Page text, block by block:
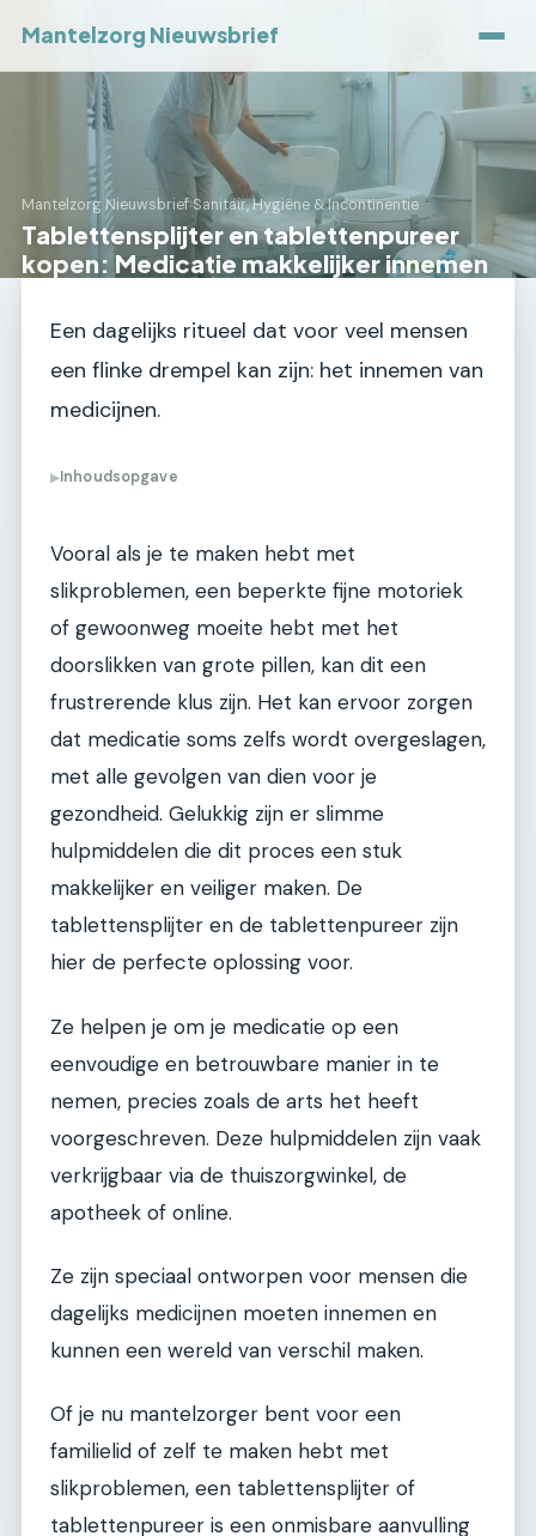
Mantelzorg Nieuwsbrief
Mantelzorg Nieuwsbrief›Sanitair, Hygiëne & Incontinentie
Tablettensplijter en tablettenpureer
kopen: Medicatie makkelijker innemen
Een dagelijks ritueel dat voor veel mensen
een flinke drempel kan zijn: het innemen van
medicijnen.
▶Inhoudsopgave
Vooral als je te maken hebt met
slikproblemen, een beperkte fijne motoriek
of gewoonweg moeite hebt met het
doorslikken van grote pillen, kan dit een
frustrerende klus zijn. Het kan ervoor zorgen
dat medicatie soms zelfs wordt overgeslagen,
met alle gevolgen van dien voor je
gezondheid. Gelukkig zijn er slimme
hulpmiddelen die dit proces een stuk
makkelijker en veiliger maken. De
tablettensplijter en de tablettenpureer zijn
hier de perfecte oplossing voor.
Ze helpen je om je medicatie op een
eenvoudige en betrouwbare manier in te
nemen, precies zoals de arts het heeft
voorgeschreven. Deze hulpmiddelen zijn vaak
verkrijgbaar via de thuiszorgwinkel, de
apotheek of online.
Ze zijn speciaal ontworpen voor mensen die
dagelijks medicijnen moeten innemen en
kunnen een wereld van verschil maken.
Of je nu mantelzorger bent voor een
familielid of zelf te maken hebt met
slikproblemen, een tablettensplijter of
tablettenpureer is een onmisbare aanvulling